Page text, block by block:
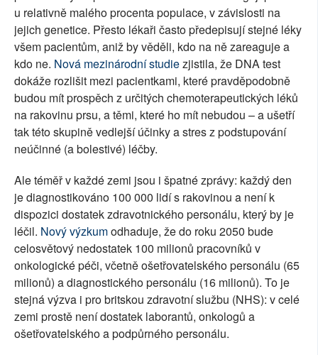
u relativně malého procenta populace, v závislosti na
jejich genetice. Přesto lékaři často předepisují stejné léky
všem pacientům, aniž by věděli, kdo na ně zareaguje a
kdo ne. Nová mezinárodní studiezjistila, že DNA test
dokáže rozlišit mezi pacientkami, které pravděpodobně
budou mít prospěch z určitých chemoterapeutických léků
na rakovinu prsu, a těmi, které ho mít nebudou – a ušetří
tak této skupině vedlejší účinky a stres z podstupování
neúčinné (a bolestivé) léčby.
Ale téměř v každé zemi jsou i špatné zprávy: každý den
je diagnostikováno 100 000 lidí s rakovinou a není k
dispozici dostatek zdravotnického personálu, který by je
léčil. Nový výzkumodhaduje, že do roku 2050 bude
celosvětový nedostatek 100 milionů pracovníků v
onkologické péči, včetně ošetřovatelského personálu (65
milionů) a diagnostického personálu (16 milionů). To je
stejná výzva i pro britskou zdravotní službu (NHS): v celé
zemi prostě není dostatek laborantů, onkologů a
ošetřovatelského a podpůrného personálu.